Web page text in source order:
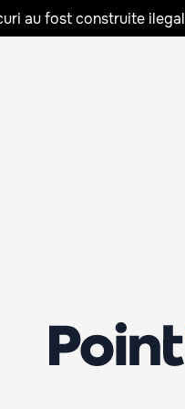
au fost construite ilegal